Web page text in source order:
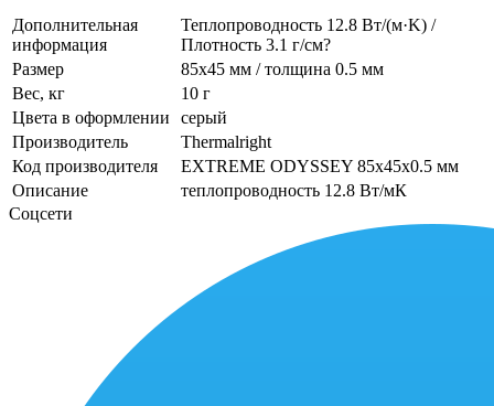
Дополнительная
информация
Теплопроводность 12.8 Вт/(м·K) /
Плотность 3.1 г/см?
Размер
85x45 мм / толщина 0.5 мм
Вес, кг
10 г
Цвета в оформлении
серый
Производитель
Thermalright
Код производителя
EXTREME ODYSSEY 85x45x0.5 мм
Описание
теплопроводность 12.8 Вт/мК
Соцсети